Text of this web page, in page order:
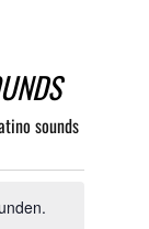
sounds